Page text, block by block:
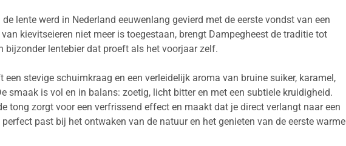
de lente werd in Nederland eeuwenlang gevierd met de eerste vondst van een
kievitseieren niet meer is toegestaan, brengt Dampegheest de traditie tot
bijzonder lentebier dat proeft als het voorjaar zelf.
een stevige schuimkraag en een verleidelijk aroma van bruine suiker, karamel,
smaak is vol en in balans: zoetig, licht bitter en met een subtiele kruidigheid.
tong zorgt voor een verfrissend effect en maakt dat je direct verlangt naar een
past bij het ontwaken van de natuur en het genieten van de eerste warme